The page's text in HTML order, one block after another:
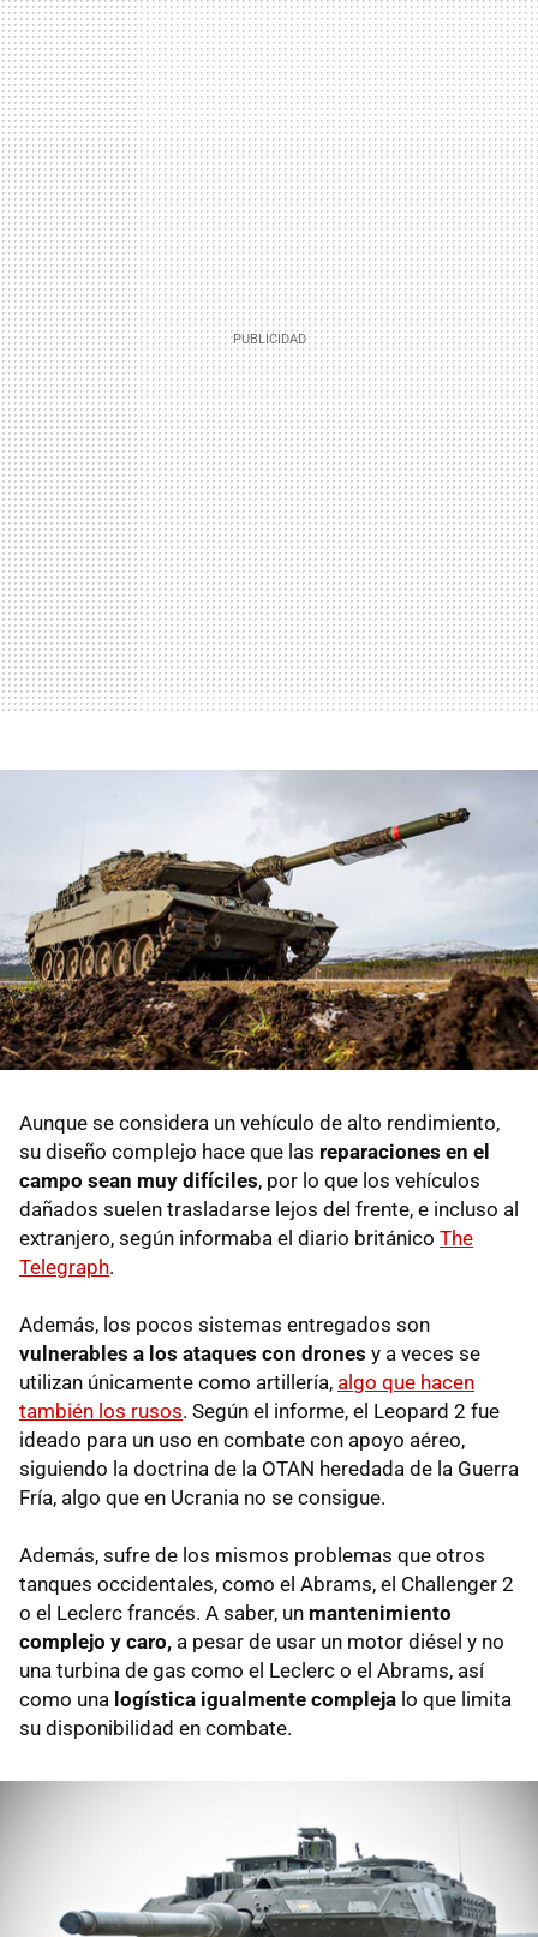
Aunque se considera un vehículo de alto rendimiento,
su diseño complejo hace que las reparaciones en el
campo sean muy difíciles, por lo que los vehículos
dañados suelen trasladarse lejos del frente, e incluso al
extranjero, según informaba el diario británico The
Telegraph.
Además, los pocos sistemas entregados son
vulnerables a los ataques con drones y a veces se
utilizan únicamente como artillería, algo que hacen
también los rusos. Según el informe, el Leopard 2 fue
ideado para un uso en combate con apoyo aéreo,
siguiendo la doctrina de la OTAN heredada de la Guerra
Fría, algo que en Ucrania no se consigue.
Además, sufre de los mismos problemas que otros
tanques occidentales, como el Abrams, el Challenger 2
o el Leclerc francés. A saber, un mantenimiento
complejo y caro, a pesar de usar un motor diésel y no
una turbina de gas como el Leclerc o el Abrams, así
como una logística igualmente compleja lo que limita
su disponibilidad en combate.